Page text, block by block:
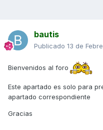
bautis
Publicado 13 de
Bienvenidos al foro
Este apartado es solo para
apartado correspondiente
Gracias